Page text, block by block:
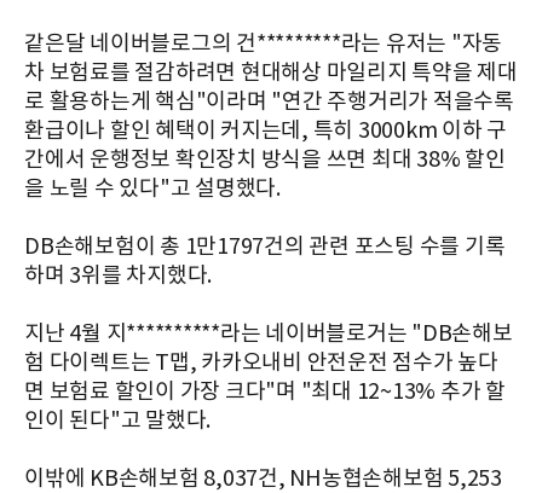
같은달 네이버블로그의 건*********라는 유저는 "자동
차 보험료를 절감하려면 현대해상 마일리지 특약을 제대
로 활용하는게 핵심"이라며 "연간 주행거리가 적을수록
환급이나 할인 혜택이 커지는데, 특히 3000km 이하 구
간에서 운행정보 확인장치 방식을 쓰면 최대 38% 할인
을 노릴 수 있다"고 설명했다.
DB손해보험이 총 1만1797건의 관련 포스팅 수를 기록
하며 3위를 차지했다.
지난 4월 지**********라는 네이버블로거는 "DB손해보
험 다이렉트는 T맵, 카카오내비 안전운전 점수가 높다
면 보험료 할인이 가장 크다"며 "최대 12~13% 추가 할
인이 된다"고 말했다.
이밖에 KB손해보험 8,037건, NH농협손해보험 5,253